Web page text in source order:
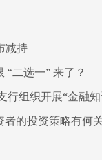
减持
“二选一” 来了？
行组织开展“金融
的投资策略有何